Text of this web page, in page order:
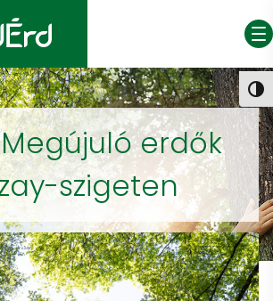
Megújuló erdők
szigeten